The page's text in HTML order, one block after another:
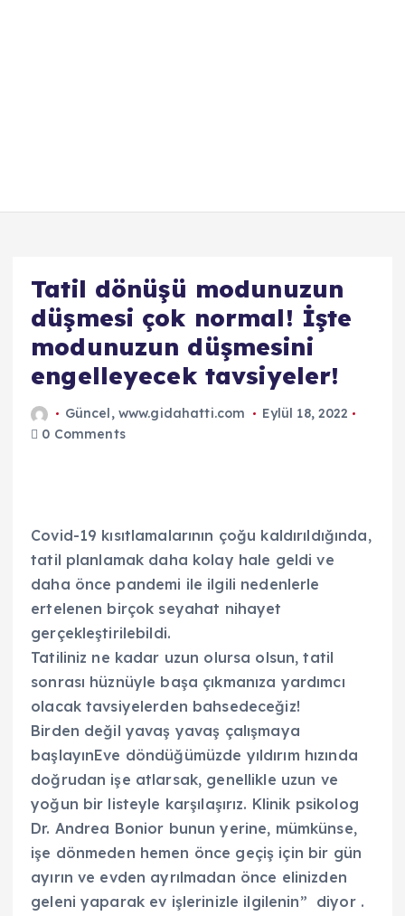
Tatil dönüşü modunuzun
düşmesi çok normal! İşte
modunuzun düşmesini
engelleyecek tavsiyeler!
Güncel , www.gidahatti.com
Eylül 18, 2022
0 Comments
Covid-19 kısıtlamalarının çoğu kaldırıldığında,
tatil planlamak daha kolay hale geldi ve
daha önce pandemi ile ilgili nedenlerle
ertelenen birçok seyahat nihayet
gerçekleştirilebildi.
Tatiliniz ne kadar uzun olursa olsun, tatil
sonrası hüznüyle başa çıkmanıza yardımcı
olacak tavsiyelerden bahsedeceğiz!
Birden değil yavaş yavaş çalışmaya
başlayınEve döndüğümüzde yıldırım hızında
doğrudan işe atlarsak, genellikle uzun ve
yoğun bir listeyle karşılaşırız. Klinik psikolog
Dr. Andrea Bonior bunun yerine, mümkünse,
işe dönmeden hemen önce geçiş için bir gün
ayırın ve evden ayrılmadan önce elinizden
geleni yaparak ev işlerinizle ilgilenin” diyor .